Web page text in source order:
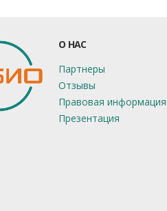
О НАС
Партнеры
Отзывы
Правовая информация
Презентация